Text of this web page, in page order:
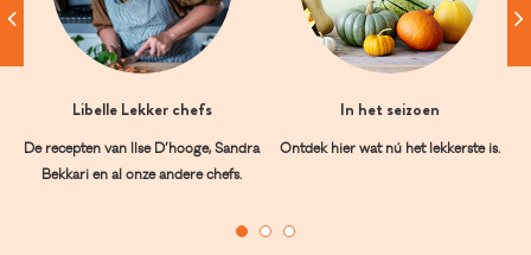
Libelle Lekker chefs
De recepten van Ilse D’hooge, Sandra
Bekkari en al onze andere chefs.
In het seizoen
Ontdek hier wat nú het lekkerste is.